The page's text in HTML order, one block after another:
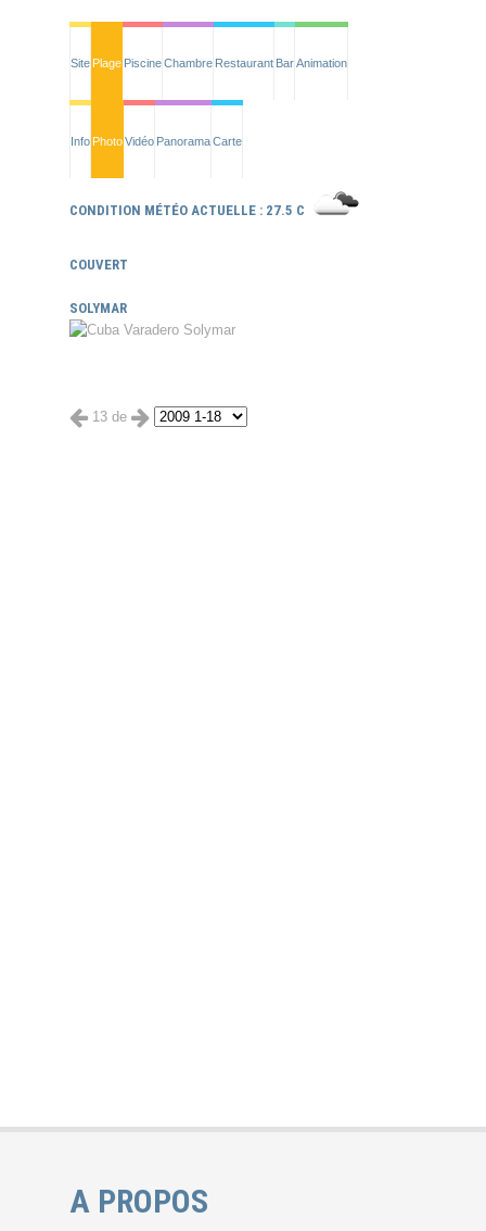
Site Plage PiscineChambre Restaurant BarAnimation
Info PhotoVidéo PanoramaCarte
CONDITION MÉTÉO ACTUELLE : 27.5 C
COUVERT
SOLYMAR
13 de
A PROPOS